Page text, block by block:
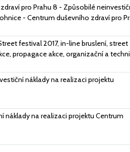
pro Prahu 8 - Způsobilé
- Centrum duševního zdraví pro
festival 2017, in-line bruslení, street
propagace akce, organizační a
náklady na realizaci projektu
náklady na realizaci projektu Centrum